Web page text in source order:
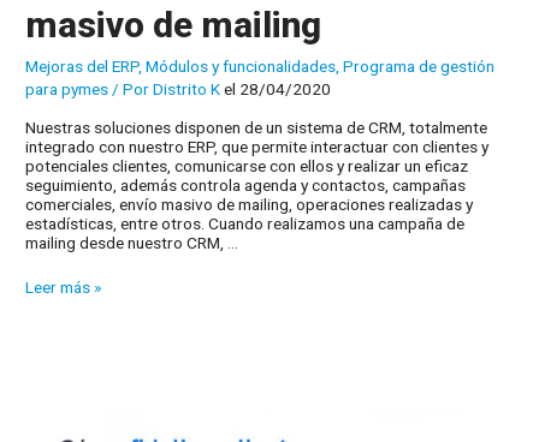
masivo de mailing
Mejoras del ERP,Módulos y funcionalidades ,Programa de gestión
para pymes / PorDistrito Kel 28/04/2020
Nuestras soluciones disponen de un sistema de CRM, totalmente
integrado con nuestro ERP, que permite interactuar con clientes y
potenciales clientes, comunicarse con ellos y realizar un eficaz
seguimiento, además controla agenda y contactos, campañas
comerciales, envío masivo de mailing, operaciones realizadas y
estadísticas, entre otros. Cuando realizamos una campaña de
mailing desde nuestro CRM, …
CRM,
Leer más »